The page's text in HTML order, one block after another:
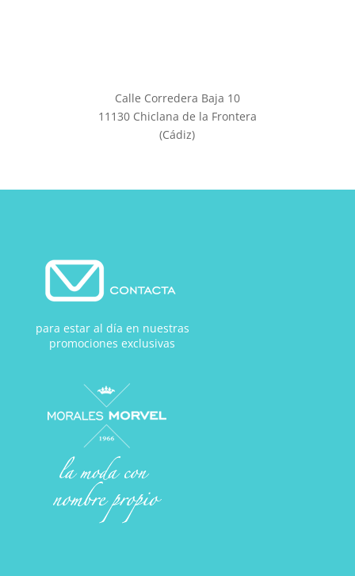
Calle Corredera Baja 10
11130 Chiclana de la Frontera
(Cádiz)
para estar al día en nuestras
promociones exclusivas